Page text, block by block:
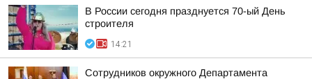
В России сегодня празднуется 70-ый День
строителя
14:21
Сотрудников окружного Департамента